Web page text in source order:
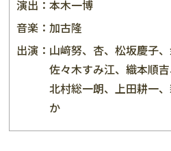
演出：本木一博
音楽：加古隆
出演： 山﨑努、杏、松坂慶子
佐々木すみ江、織本順
北村総一朗、上田耕一
か